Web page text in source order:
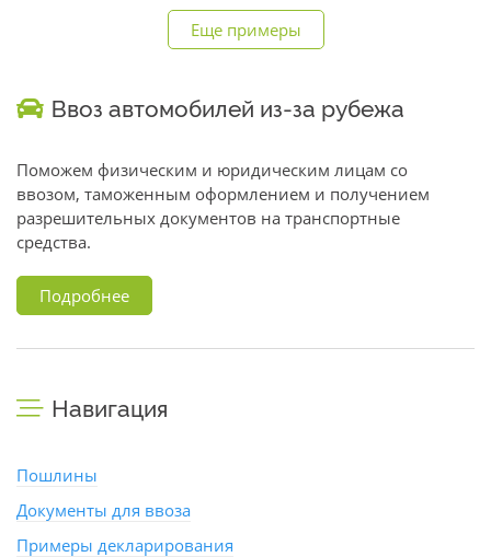
Еще примеры
Ввоз автомобилей из-за рубежа
Поможем физическим и юридическим лицам со
ввозом, таможенным оформлением и получением
разрешительных документов на транспортные
средства.
Подробнее
Навигация
Пошлины
Документы для ввоза
Примеры декларирования